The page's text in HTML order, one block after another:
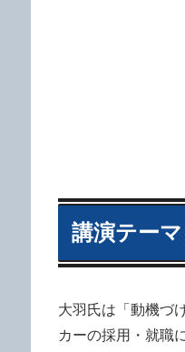
講演テー
大羽氏は「動機づ
カーの採用・就職